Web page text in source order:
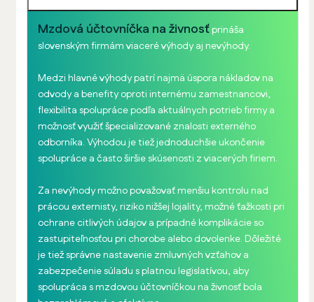
Mzdová účtovníčka na živnosťprináša
slovenským firmám viaceré výhody aj nevýhody.
Medzi hlavné výhody patrí najmä úspora nákladov na
odvody a benefity oproti internému zamestnancovi,
flexibilita spolupráce podľa aktuálnych potrieb firmy a
možnosť využiť špecializované znalosti externého
odborníka. Výhodou je tiež jednoduchšie ukončenie
spolupráce a často širšie skúsenosti z viacerých firiem.
Za nevýhody možno považovať menšiu kontrolu nad
prácou externisty, riziko nižšej lojality, možné ťažkosti pri
ochrane citlivých údajov a prípadné komplikácie so
zastupiteľnosťou pri chorobe alebo dovolenke. Dôležité
je tiež správne nastavenie zmluvných vzťahov a
zabezpečenie súladu s platnou legislatívou, aby
spolupráca s mzdovou účtovníčkou na živnosť bola